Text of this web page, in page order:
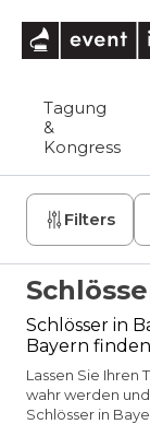
Tagung
&
Kongress
Filters
Schlösser in
Bayern finden
Lassen Sie Ihren
wahr werden
Schlösser in